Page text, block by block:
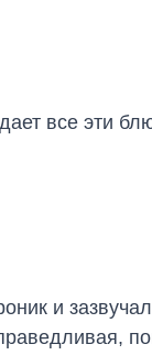
все эти
и